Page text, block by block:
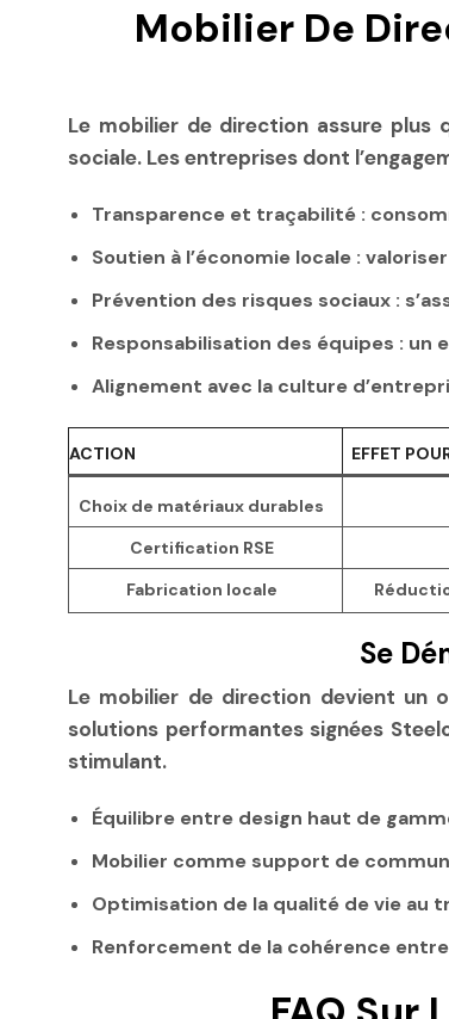
Mobilier De
Le mobilier de direction assure plus
sociale. Les entreprises dont
Transparence et traçabilité :
Soutien à l’économie locale :
Prévention des risques sociaux :
Responsabilisation des équipes : un
Alignement avec la culture
ACTION EFFET
Choix de matériaux durables
Certification RSE
Fabrication locale
Se
Le mobilier de direction devient un
solutions performantes signées
stimulant.
Équilibre entre design haut de
Mobilier comme support de
Optimisation de la qualité de vie au
Renforcement de la cohérence